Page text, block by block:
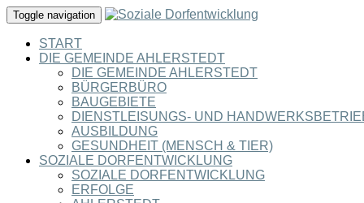
Toggle navigation
START
DIE GEMEINDE AHLERSTEDT
DIE GEMEINDE AHLERSTEDT
BÜRGERBÜRO
BAUGEBIETE
DIENSTLEISUNGS- UND
AUSBILDUNG
GESUNDHEIT (MENSCH & TIER)
SOZIALE DORFENTWICKLUNG
SOZIALE DORFENTWICKLUNG
ERFOLGE